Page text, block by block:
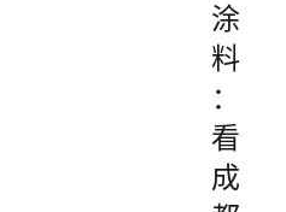
涂
料
：
看
成